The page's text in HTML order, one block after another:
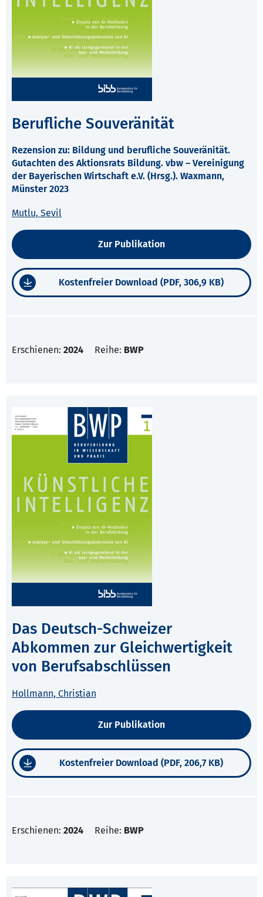
Berufliche Souveränität
Rezension zu: Bildung und berufliche Souveränität.
Gutachten des Aktionsrats Bildung. vbw – Vereinigung
der Bayerischen Wirtschaft e.V. (Hrsg.). Waxmann,
Münster 2023
Mutlu, Sevil
Zur Publikation
Kostenfreier Download (PDF, 306,9 KB)
Erschienen: 2024 Reihe: BWP
Das Deutsch-Schweizer
Abkommen zur Gleichwertigkeit
von Berufsabschlüssen
Hollmann, Christian
Zur Publikation
Kostenfreier Download (PDF, 206,7 KB)
Erschienen: 2024 Reihe: BWP